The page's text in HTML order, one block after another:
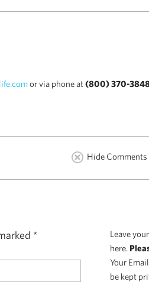
or via phone at(800) 370-
Hide
*
Leave
here.
Your
be kept